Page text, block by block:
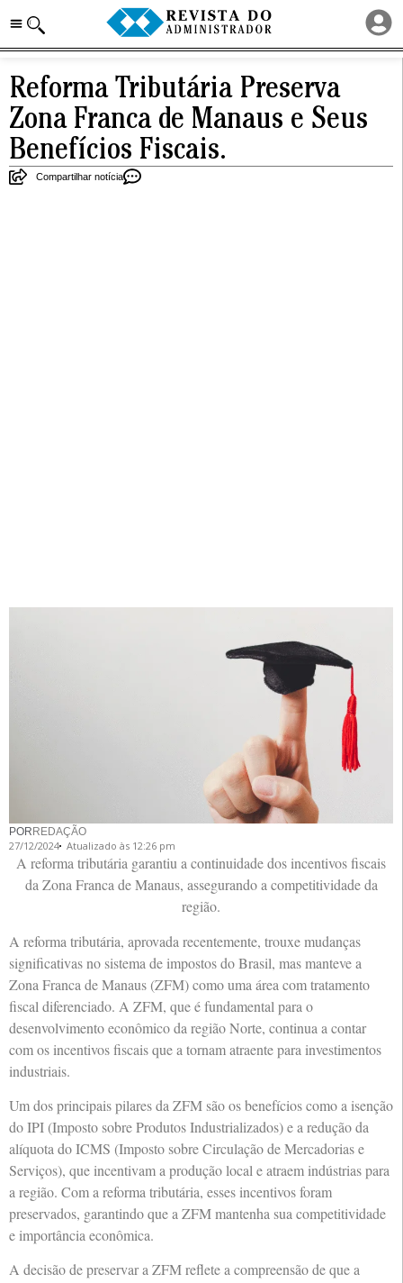
Reforma Tributária Preserva
Zona Franca de Manaus e Seus
Benefícios Fiscais.
Compartilhar notícia
POR REDAÇÃO
27/12/2024 Atualizado às 12:26 pm
A reforma tributária garantiu a continuidade dos incentivos fiscais
da Zona Franca de Manaus, assegurando a competitividade da
região.
A reforma tributária, aprovada recentemente, trouxe mudanças
significativas no sistema de impostos do Brasil, mas manteve a
Zona Franca de Manaus (ZFM) como uma área com tratamento
fiscal diferenciado. A ZFM, que é fundamental para o
desenvolvimento econômico da região Norte, continua a contar
com os incentivos fiscais que a tornam atraente para investimentos
industriais.
Um dos principais pilares da ZFM são os benefícios como a isenção
do IPI (Imposto sobre Produtos Industrializados) e a redução da
alíquota do ICMS (Imposto sobre Circulação de Mercadorias e
Serviços), que incentivam a produção local e atraem indústrias para
a região. Com a reforma tributária, esses incentivos foram
preservados, garantindo que a ZFM mantenha sua competitividade
e importância econômica.
A decisão de preservar a ZFM reflete a compreensão de que a